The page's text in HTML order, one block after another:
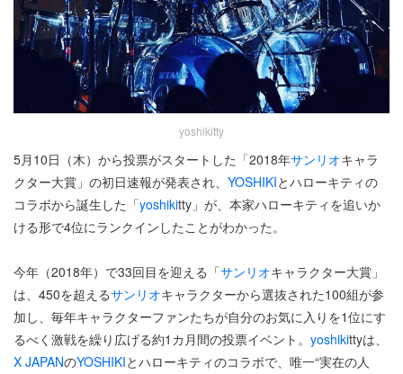
yoshikitty
5月10日（木）から投票がスタートした「2018年サンリオキャラ
クター大賞」の初日速報が発表され、 YOSHIKIとハローキティの
コラボから誕生した「yoshikitty」が、本家ハローキティを追いか
ける形で4位にランクインしたことがわかった。
今年（2018年）で33回目を迎える「サンリオキャラクター大賞」
は、450を超えるサンリオキャラクターから選抜された100組が参
加し、毎年キャラクターファンたちが自分のお気に入りを1位にす
るべく激戦を繰り広げる約1カ月間の投票イベント。 yoshikittyは、
X JAPANのYOSHIKIとハローキティのコラボで、唯一“実在の人